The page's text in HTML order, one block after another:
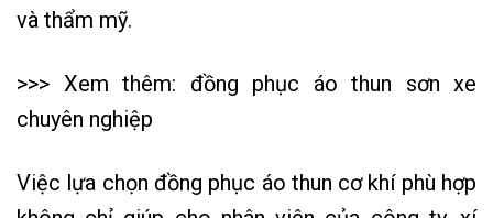
và thẩm mỹ.
>>> Xem thêm: đồng phục áo thun sơn xe
chuyên nghiệp
Việc lựa chọn đồng phục áo thun cơ khí phù hợp